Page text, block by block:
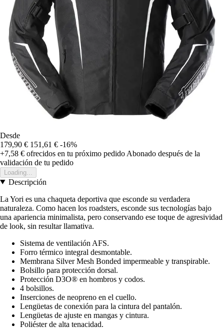
Desde
179,90 € 151,61 € -16%
+7,58 € ofrecidos en tu próximo pedido Abonado después de la
validación de tu pedido
Loading...
Descripción
La Yori es una chaqueta deportiva que esconde su verdadera
naturaleza. Como hacen los roadsters, esconde sus tecnologías bajo
una apariencia minimalista, pero conservando ese toque de agresividad
de look, sin resultar llamativa.
Sistema de ventilación AFS.
Forro térmico integral desmontable.
Membrana Silver Mesh Bonded impermeable y transpirable.
Bolsillo para protección dorsal.
Protección D3O® en hombros y codos.
4 bolsillos.
Inserciones de neopreno en el cuello.
Lengüetas de conexión para la cintura del pantalón.
Lengüetas de ajuste en mangas y cintura.
Poliéster de alta tenacidad.